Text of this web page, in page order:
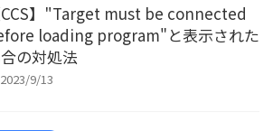
CCS】"Target must be connected
loading program"と表示された
の対処法
2023/9/13